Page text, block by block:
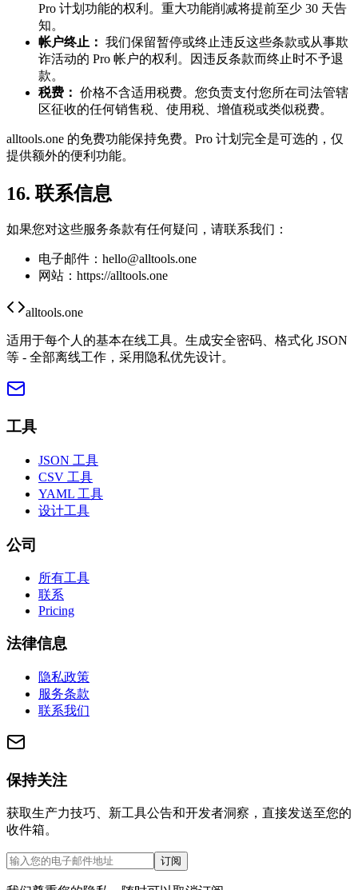
Pro 计划功能的权利。重大功能削减将提前至少 30 天告
知。
帐户终止： 我们保留暂停或终止违反这些条款或从事欺
诈活动的 Pro 帐户的权利。因违反条款而终止时不予退
款。
税费： 价格不含适用税费。您负责支付您所在司法管辖
区征收的任何销售税、使用税、增值税或类似税费。
alltools.one 的免费功能保持免费。Pro 计划完全是可选的，仅
提供额外的便利功能。
16. 联系信息
如果您对这些服务条款有任何疑问，请联系我们：
电子邮件： hello@alltools.one
网站：https://alltools.one
alltools.one
适用于每个人的基本在线工具。生成安全密码、格式化 JSON
等 - 全部离线工作，采用隐私优先设计。
工具
JSON 工具
CSV 工具
YAML 工具
设计工具
公司
所有工具
联系
Pricing
法律信息
隐私政策
服务条款
联系我们
保持关注
获取生产力技巧、新工具公告和开发者洞察，直接发送至您的
收件箱。
订阅